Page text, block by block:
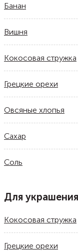
Банан
Вишня
Кокосовая стружка
Грецкие орехи
Овсяные хлопья
Сахар
Соль
Для украшения
Кокосовая стружка
Грецкие орехи